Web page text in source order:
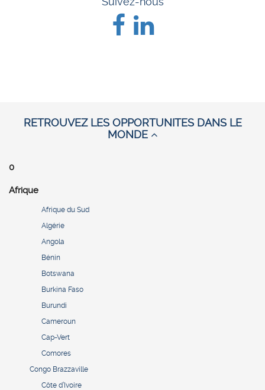
RETROUVEZ LES OPPORTUNITES DANS LE
MONDE
0
Afrique
Afrique du Sud
Algérie
Angola
Bénin
Botswana
Burkina Faso
Burundi
Cameroun
Cap-Vert
Comores
Congo Brazzaville
Côte d’Ivoire